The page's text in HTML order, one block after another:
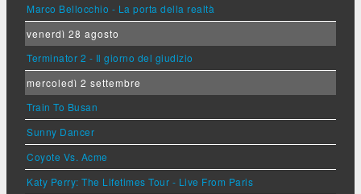
Marco Bellocchio - La porta della realtà
venerdì 28 agosto
Terminator 2 - Il giorno del giudizio
mercoledì 2 settembre
Train To Busan
Sunny Dancer
Coyote Vs. Acme
Katy Perry: The Lifetimes Tour - Live From Paris